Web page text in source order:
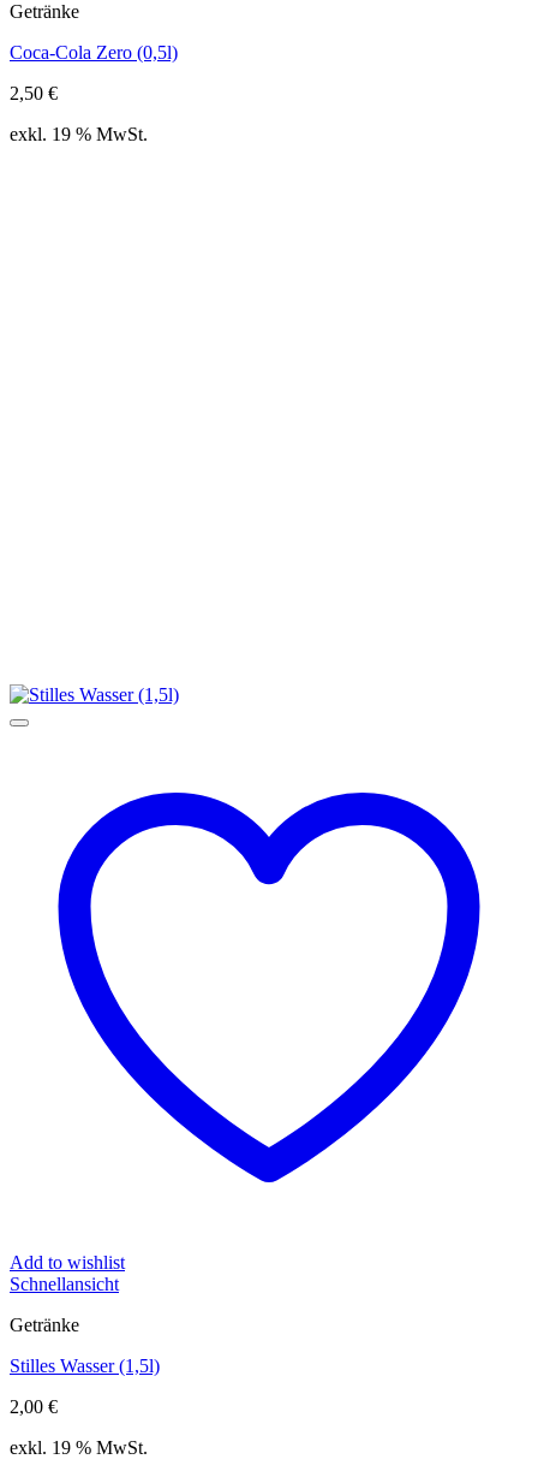
Getränke
Coca-Cola Zero (0,5l)
2,50 €
exkl. 19 % MwSt.
Add to wishlist
Schnellansicht
Getränke
Stilles Wasser (1,5l)
2,00 €
exkl. 19 % MwSt.